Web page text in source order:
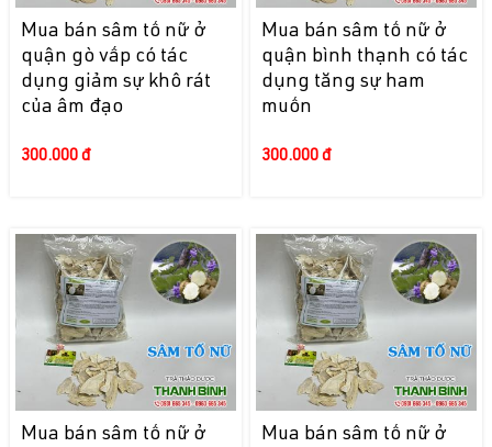
Mua bán sâm tố nữ ở
quận gò vấp có tác
dụng giảm sự khô rát
của âm đạo
300.000 đ
Mua bán sâm tố nữ ở
quận bình thạnh có tác
dụng tăng sự ham
muốn
300.000 đ
Mua bán sâm tố nữ ở
Mua bán sâm tố nữ ở